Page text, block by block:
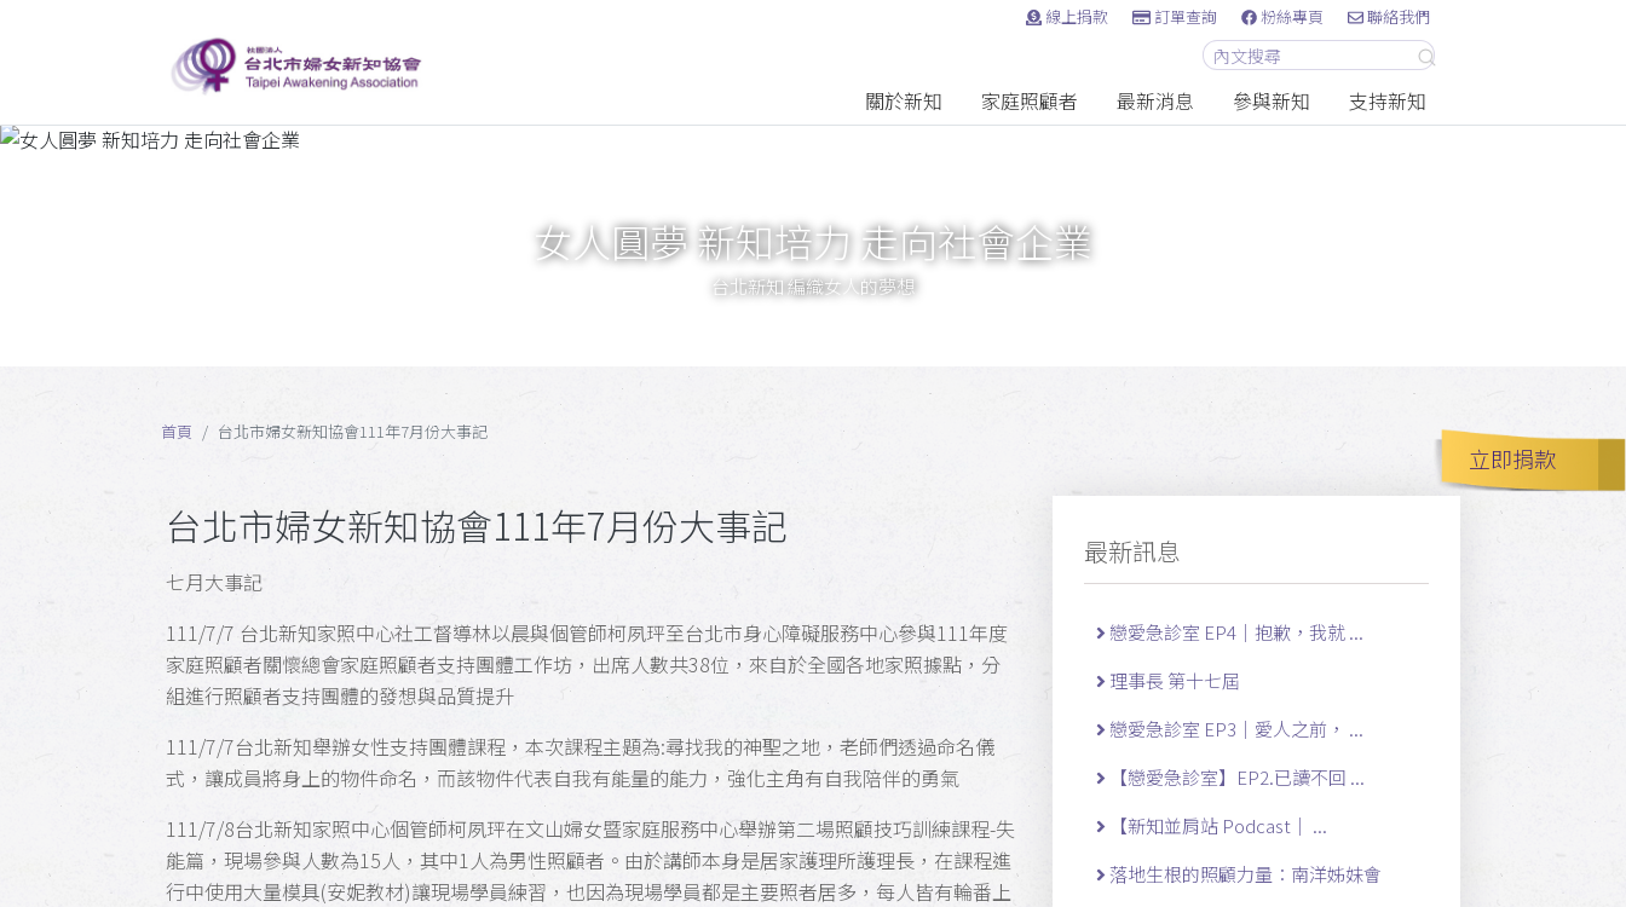
線上捐款 訂單查詢 粉絲專頁 聯絡我們
關於新知 家庭照顧者 最新消息 參與新知 支持新知
立即捐款
女人圓夢 新知培力 走向社會企業
台北新知 編織女人的夢想
首頁 台北市婦女新知協會111年7月份大事記
台北市婦女新知協會111年7月份大事記
七月大事記
111/7/7 台北新知家照中心社工督導林以晨與個管師柯夙玶至台北市身心障礙服務中心參與111年度
家庭照顧者關懷總會家庭照顧者支持團體工作坊，出席人數共38位，來自於全國各地家照據點，分
組進行照顧者支持團體的發想與品質提升
111/7/7台北新知舉辦女性支持團體課程，本次課程主題為:尋找我的神聖之地，老師們透過命名儀
式，讓成員將身上的物件命名，而該物件代表自我有能量的能力，強化主角有自我陪伴的勇氣
111/7/8台北新知家照中心個管師柯夙玶在文山婦女暨家庭服務中心舉辦第二場照顧技巧訓練課程-失
能篇，現場參與人數為15人，其中1人為男性照顧者。由於講師本身是居家護理所護理長，在課程進
行中使用大量模具(安妮教材)讓現場學員練習，也因為現場學員都是主要照者居多，每人皆有輪番上
最新訊息
戀愛急診室 EP4｜抱歉，我就 ...
理事長 第十七屆
戀愛急診室 EP3｜愛人之前， ...
【戀愛急診室】EP2.已讀不回 ...
【新知並肩站 Podcast｜ ...
落地生根的照顧力量：南洋姊妹會